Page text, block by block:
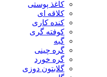
کاغذ پوستی
کلاقه ای
کنده کاری
کوفته گری
گبه
گره چینی
گره خورد
گلابتون دوزی